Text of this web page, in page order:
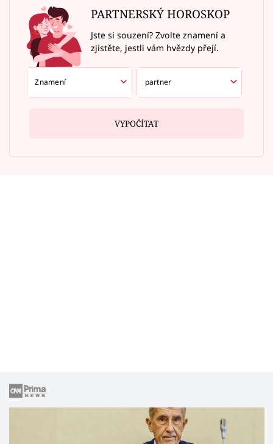
PARTNERSKÝ HOROSKOP
Jste si souzení? Zvolte znamení a
zjistěte, jestli vám hvězdy přejí.
VYPOČÍTAT